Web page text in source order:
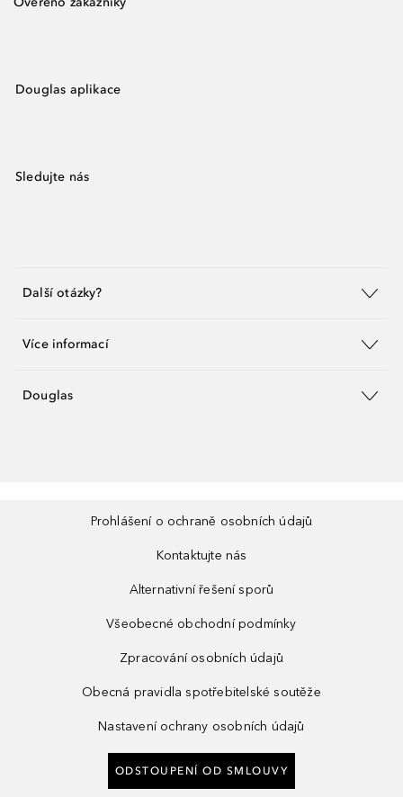
Douglas aplikace
Sledujte nás
Další otázky?
Více informací
Douglas
Prohlášení o ochraně osobních údajů
Kontaktujte nás
Alternativní řešení sporů
Všeobecné obchodní podmínky
Zpracování osobních údajů
Obecná pravidla spotřebitelské soutěže
Nastavení ochrany osobních údajů
ODSTOUPENÍ OD SMLOUVY